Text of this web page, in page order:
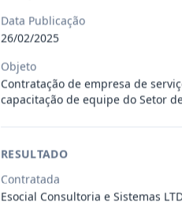
CHAMAMENTO PÚBLICO
REGISTRO DE PREÇOS PARA
REGISTRO DE PREÇO PARA A
Data Publicação
26/02/2025
Objeto
Contratação de empresa de
capacitação de equipe do Setor
RESULTADO
Contratada
Esocial Consultoria e Sistemas